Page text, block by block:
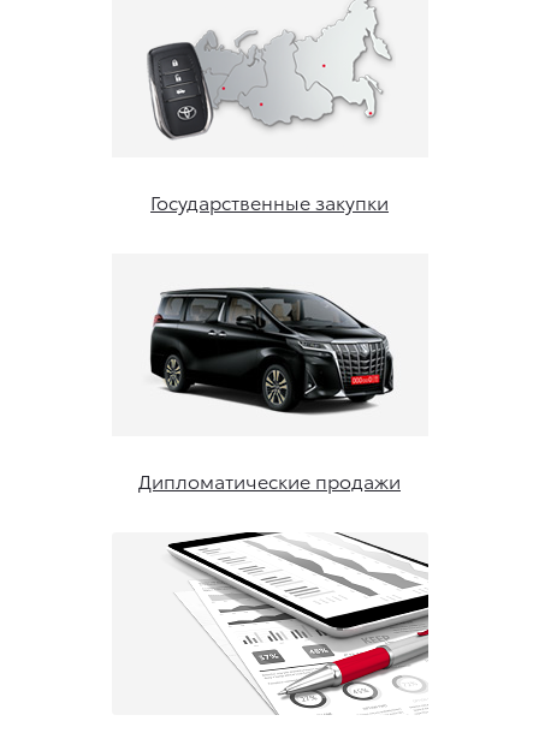
Государственные закупки
Дипломатические продажи